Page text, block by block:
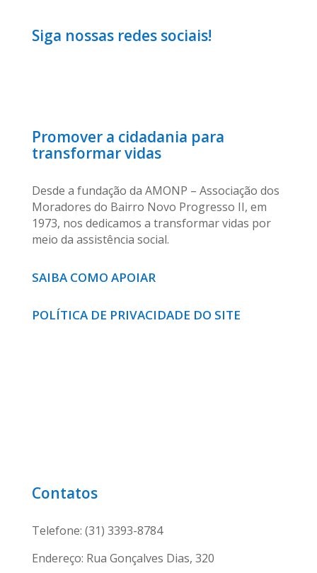
Siga nossas redes sociais!
Promover a cidadania para
transformar vidas
Desde a fundação da AMONP – Associação dos
Moradores do Bairro Novo Progresso II, em
1973, nos dedicamos a transformar vidas por
meio da assistência social.
SAIBA COMO APOIAR
POLÍTICA DE PRIVACIDADE DO SITE
Contatos
Telefone: (31) 3393-8784
Endereço: Rua Gonçalves Dias, 320